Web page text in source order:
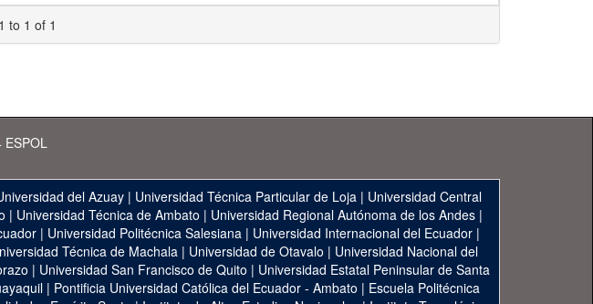
to 1 of 1
ESPOL
del Azuay | Universidad Técnica Particular de Loja | Universidad Central
| Universidad Técnica de Ambato | Universidad Regional Autónoma de los Andes|
| Universidad Politécnica Salesiana| Universidad Internacional del Ecuador|
Técnica de Machala | Universidad de Otavalo | Universidad Nacional del
| Universidad San Francisco de Quito | Universidad Estatal Peninsular de Santa
| Pontificia Universidad Católica del Ecuador - Ambato | Escuela Politécnica